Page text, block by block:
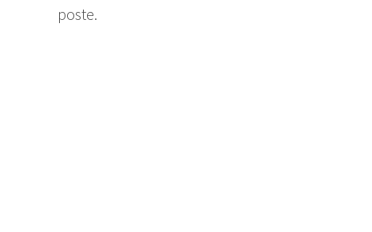
poste.